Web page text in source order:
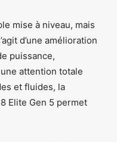
mise à niveau, mais
d’une amélioration
puissance,
attention totale
et fluides, la
Elite Gen 5 permet